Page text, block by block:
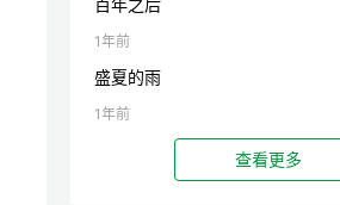
百年之后
1年前
盛夏的雨
1年前
查看更多